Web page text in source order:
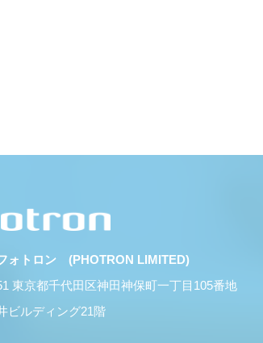
ォトロン (PHOTRON LIMITED)
東京都千代田区神田神保町一丁目105番地
ビルディング21階